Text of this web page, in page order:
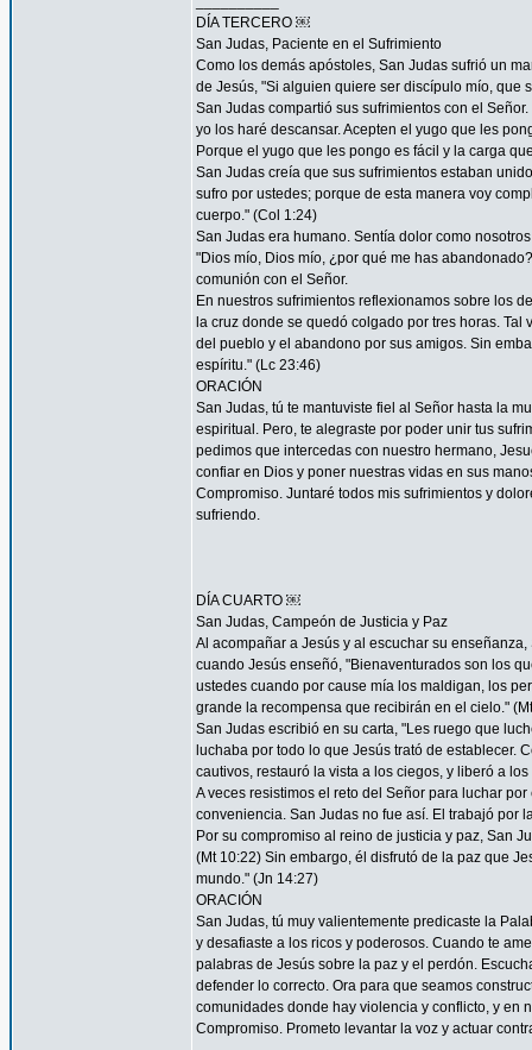
DÍA TERCERO ￼
San Judas, Paciente en el Sufrimiento
Como los demás apóstoles, San Judas sufrió un
de Jesús, "Si alguien quiere ser discípulo mío, que
San Judas compartió sus sufrimientos con el
yo los haré descansar. Acepten el yugo que les
Porque el yugo que les pongo es fácil y la carga
San Judas creía que sus sufrimientos estaban
sufro por ustedes; porque de esta manera voy
cuerpo." (Col 1:24)
San Judas era humano. Sentía dolor como
"Dios mío, Dios mío, ¿por qué me has
comunión con el Señor.
En nuestros sufrimientos reflexionamos sobre los
la cruz donde se quedó colgado por tres horas.
del pueblo y el abandono por sus amigos. Sin
espíritu." (Lc 23:46)
ORACIÓN
San Judas, tú te mantuviste fiel al Señor hasta la
espiritual. Pero, te alegraste por poder unir tus
pedimos que intercedas con nuestro hermano,
confiar en Dios y poner nuestras vidas en sus
Compromiso. Juntaré todos mis sufrimientos y
sufriendo.
DÍA CUARTO ￼
San Judas, Campeón de Justicia y Paz
Al acompañar a Jesús y al escuchar su
cuando Jesús enseñó, "Bienaventurados son los
ustedes cuando por cause mía los maldigan, los
grande la recompensa que recibirán en el cielo."
San Judas escribió en su carta, "Les ruego que
luchaba por todo lo que Jesús trató de establecer.
cautivos, restauró la vista a los ciegos, y liberó a
A veces resistimos el reto del Señor para luchar
conveniencia. San Judas no fue así. El trabajó por
Por su compromiso al reino de justicia y paz, San
(Mt 10:22) Sin embargo, él disfrutó de la paz que
mundo." (Jn 14:27)
ORACIÓN
San Judas, tú muy valientemente predicaste la
y desafiaste a los ricos y poderosos. Cuando te
palabras de Jesús sobre la paz y el perdón.
defender lo correcto. Ora para que seamos
comunidades donde hay violencia y conflicto, y en
Compromiso. Prometo levantar la voz y actuar